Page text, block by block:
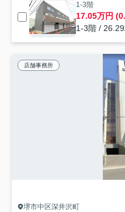
1-3階
17.05万円
1-3階 /
店舗事務所
堺市中区深井沢町